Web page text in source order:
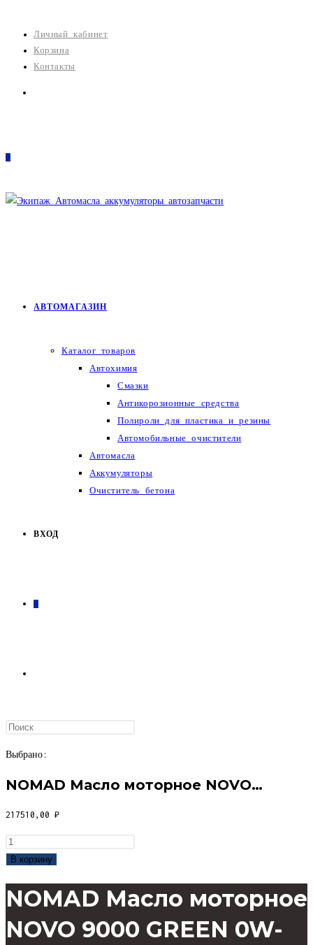
содержимому
Личный кабинет
Корзина
Контакты
0
АВТОМАГАЗИН
Каталог товаров
Автохимия
Смазки
Антикорозионные средства
Полироли для пластика и резины
Автомобильные очистители
Автомасла
Аккумуляторы
Очиститель бетона
ВХОД
0
ПО
ВЕБ-
Выбрано:
NOMAD Масло моторное NOVO…
217510,00 ₽
Количество
товара
Масло
NOVO
В корзину
NOMAD Масло моторное
NOVO 9000 GREEN 0W-